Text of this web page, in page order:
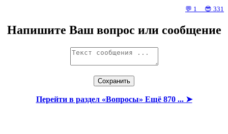
💬 1 😎 331
Напишите Ваш вопрос или сообщение
Перейти в раздел «Вопросы» Ещё 870 ... ➤